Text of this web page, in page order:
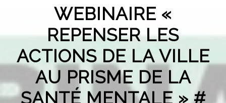
WEBINAIRE «
REPENSER LES
ACTIONS DE LA VILLE
AU PRISME DE LA
SANTÉ MENTALE » #